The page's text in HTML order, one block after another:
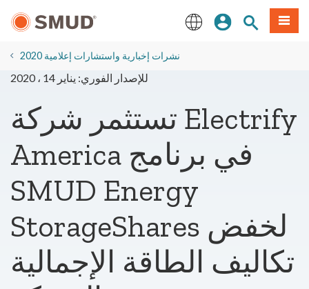
إلى
الرئيسي
تسجيل الدخول
بحث الموقع
طعام
2020 نشرات إخبارية واستشارات إعلامية
للإصدار الفوري: يناير 14 ، 2020
تستثمر شركة Electrify
America في برنامج
SMUD Energy
StorageShares لخفض
تكاليف الطاقة الإجمالية